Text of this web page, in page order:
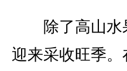
除了高山水
迎来采收旺季